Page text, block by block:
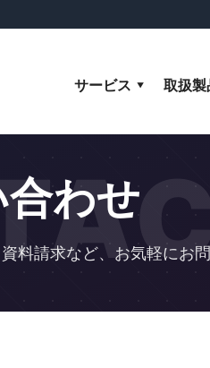
サービス 取扱
わせ
料請求など、お気軽にお